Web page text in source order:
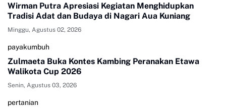
Wirman Putra Apresiasi Kegiatan Menghidupkan
Tradisi Adat dan Budaya di Nagari Aua Kuniang
Minggu, Agustus 02, 2026
payakumbuh
Zulmaeta Buka Kontes Kambing Peranakan Etawa
Walikota Cup 2026
Senin, Agustus 03, 2026
pertanian